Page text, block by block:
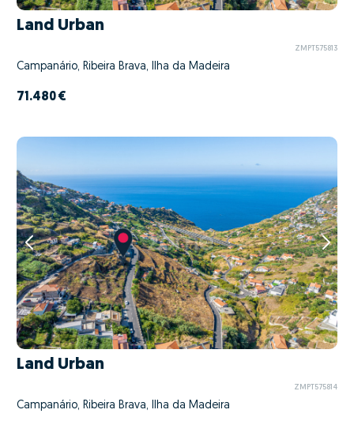
Land Urban
ZMPT575813
Campanário, Ribeira Brava, Ilha da Madeira
71.480 €
Land Urban
ZMPT575814
Campanário, Ribeira Brava, Ilha da Madeira